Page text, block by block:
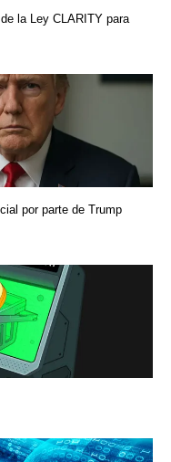
la Ley CLARITY para
por parte de Trump